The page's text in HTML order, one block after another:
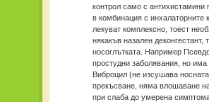
контрол само с антихистамини
в комбинация с инхалаторните
лекуват комплексно, тоест
някакъв назален
носоглътката. Например
простудни заболявания, но
Виброцил (не изсушава
прекъсване, няма влошаване
при слаба до умерена